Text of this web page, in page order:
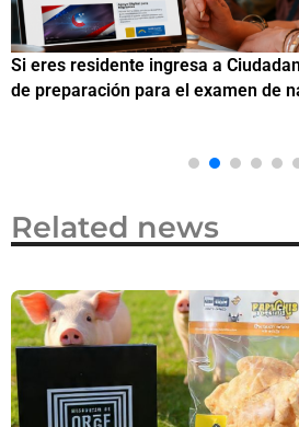
Si eres residente ingresa a
de preparación para el examen de
Related news